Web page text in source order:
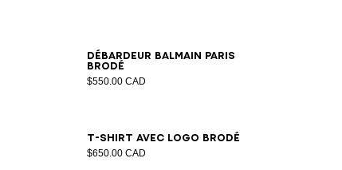
Débardeur Balmain Paris
brodé
$550.00 CAD
XSSM LXL2XL
T-shirt avec logo brodé
$650.00 CAD
2XSXSSMLXL2XL